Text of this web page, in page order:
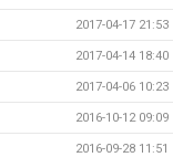
2017-04-17 21:53
2017-04-14 18:40
2017-04-06 10:23
2016-10-12 09:09
2016-09-28 11:51